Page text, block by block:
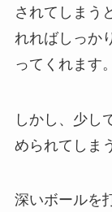
されてしまう
れればしっか
ってくれます。
しかし、少し
められてしま
深いボールを